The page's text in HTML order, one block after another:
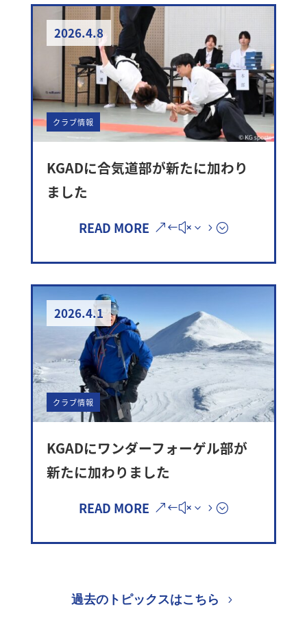
2026.4.8
クラブ情報
KGADに合気道部が新たに加わり
ました
READ MORE
2026.4.1
クラブ情報
KGADにワンダーフォーゲル部が
新たに加わりました
READ MORE
過去のトピックスはこちら